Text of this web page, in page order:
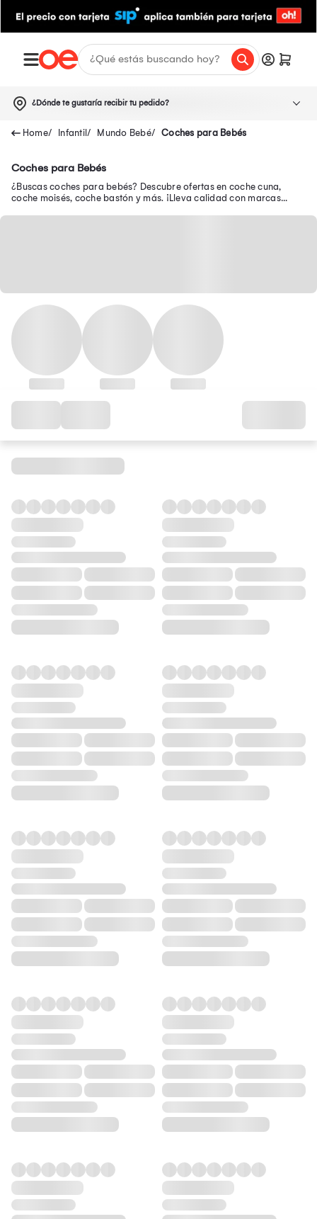
¿Dónde te gustaría recibir tu pedido?
Infantil Mundo Bebé Coches para Bebés
Coches para Bebés
¿Buscas coches para bebés? Descubre ofertas en coche cuna,
coche moisés, coche bastón y más. ¡Lleva calidad con marcas